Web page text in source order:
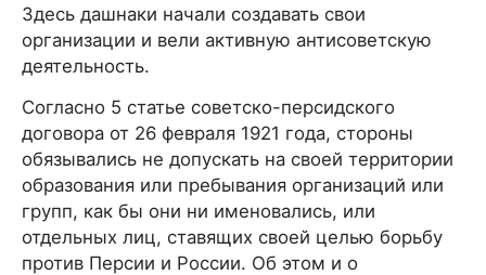
Здесь дашнаки начали создавать свои
организации и вели активную антисоветскую
деятельность.
Согласно 5 статье советско-персидского
договора от 26 февраля 1921 года, стороны
обязывались не допускать на своей территории
образования или пребывания организаций или
групп, как бы они ни именовались, или
отдельных лиц, ставящих своей целью борьбу
против Персии и России. Об этом и о